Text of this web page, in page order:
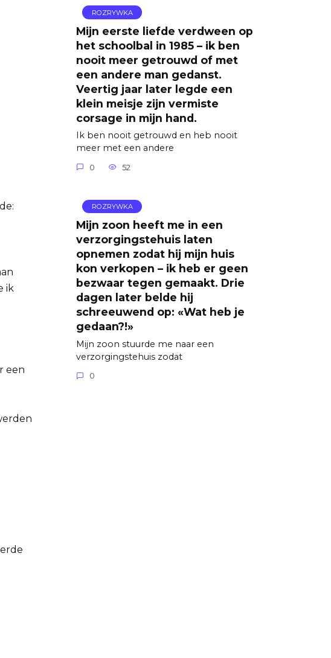
ik
een
ROZRYWKA
Mijn eerste liefde verdween op
het schoolbal in 1985 – ik ben
nooit meer getrouwd of met
een andere man gedanst.
Veertig jaar later legde een
klein meisje zijn vermiste
corsage in mijn hand.
Ik ben nooit getrouwd en heb nooit
meer met een andere
0 52
ROZRYWKA
Mijn zoon heeft me in een
verzorgingstehuis laten
opnemen zodat hij mijn huis
kon verkopen – ik heb er geen
bezwaar tegen gemaakt. Drie
dagen later belde hij
schreeuwend op: «Wat heb je
gedaan?!»
Mijn zoon stuurde me naar een
verzorgingstehuis zodat
0